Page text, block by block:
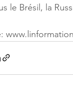
le Brésil, la